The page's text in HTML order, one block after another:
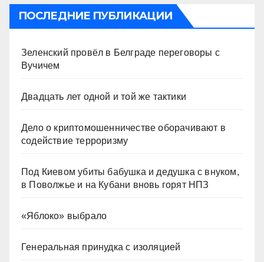
ПОСЛЕДНИЕ ПУБЛИКАЦИИ
Зеленский провёл в Белграде переговоры с
Вучичем
Двадцать лет одной и той же тактики
Дело о криптомошенничестве оборачивают в
содействие терроризму
Под Киевом убиты бабушка и дедушка с внуком,
в Поволжье и на Кубани вновь горят НПЗ
«Яблоко» выбрало
Генеральная принудка с изоляцией